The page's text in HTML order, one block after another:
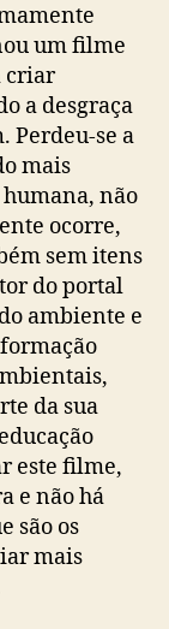
um filme
criar
a desgraça
Perdeu-se a
mais
não
ocorre,
sem itens
do portal
ambiente e
da sua
este filme,
e não há
são os
mais